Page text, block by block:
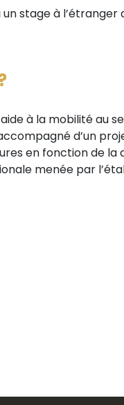
stage à l’étranger
à la mobilité
d’un
en fonction de
menée par